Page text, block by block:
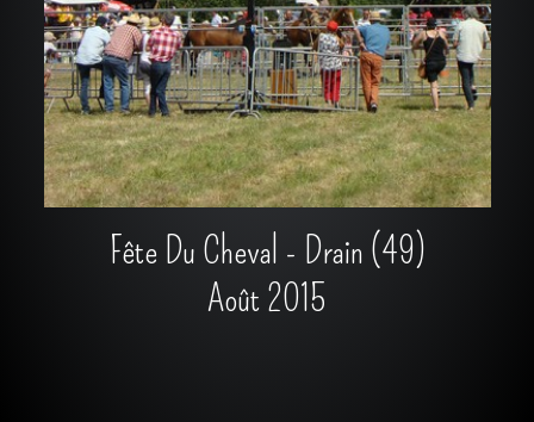
Fête Du Cheval - Drain (49)
Août 2015